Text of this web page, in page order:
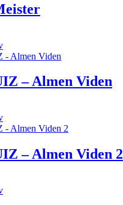
– Almen Viden
– Almen Viden 2